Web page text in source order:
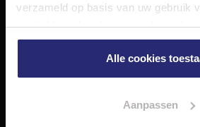
verzameld op basis van uw gebruik
gaat akkoord met onze cookies als
gebruiken.
Alle cookies
Aanpassen
Diensten
Aankoop
Meer informatie over